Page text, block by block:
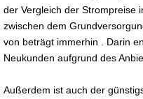
der Vergleich der Strompreise
zwischen dem
von beträgt immerhin . Darin
Neukunden aufgrund des
Außerdem ist auch der